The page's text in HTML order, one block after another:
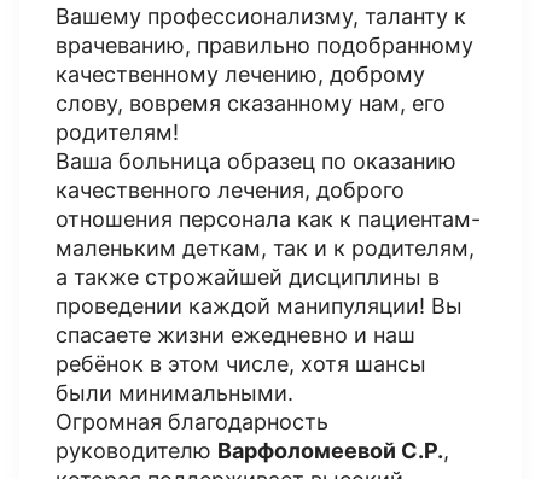
Вашему профессионализму, таланту к
врачеванию, правильно подобранному
качественному лечению, доброму
слову, вовремя сказанному нам, его
родителям!
Ваша больница образец по оказанию
качественного лечения, доброго
отношения персонала как к пациентам-
маленьким деткам, так и к родителям,
а также строжайшей дисциплины в
проведении каждой манипуляции! Вы
спасаете жизни ежедневно и наш
ребёнок в этом числе, хотя шансы
были минимальными.
Огромная благодарность
руководителю Варфоломеевой С.Р.,